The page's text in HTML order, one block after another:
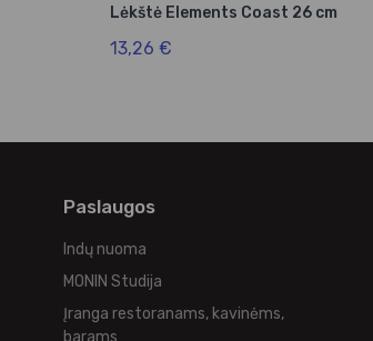
Lėkštė Elements Coast 26 cm
13,26 €
Paslaugos
Indų nuoma
MONIN Studija
Įranga restoranams, kavinėms,